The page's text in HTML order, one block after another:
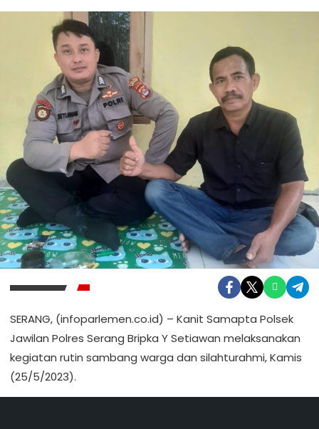
SERANG, (infoparlemen.co.id) – Kanit Samapta Polsek
Jawilan Polres Serang Bripka Y Setiawan melaksanakan
kegiatan rutin sambang warga dan silahturahmi, Kamis
(25/5/2023).